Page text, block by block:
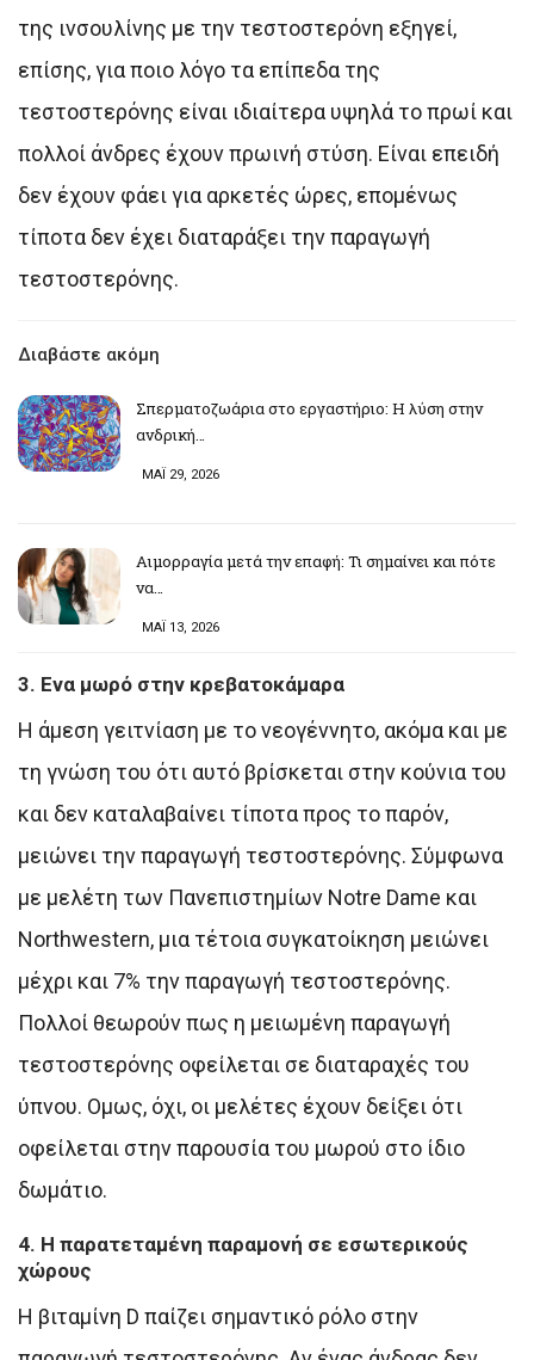
της ινσουλίνης με την τεστοστερόνη εξηγεί,
επίσης, για ποιο λόγο τα επίπεδα της
τεστοστερόνης είναι ιδιαίτερα υψηλά το πρωί και
πολλοί άνδρες έχουν πρωινή στύση. Είναι επειδή
δεν έχουν φάει για αρκετές ώρες, επομένως
τίποτα δεν έχει διαταράξει την παραγωγή
τεστοστερόνης.
Διαβάστε ακόμη
Σπερματοζωάρια στο εργαστήριο: Η λύση στην
ανδρική…
ΜΑΪ 29, 2026
Αιμορραγία μετά την επαφή: Τι σημαίνει και πότε
να…
ΜΑΪ 13, 2026
3. Ενα μωρό στην κρεβατοκάμαρα
Η άμεση γειτνίαση με το νεογέννητο, ακόμα και με
τη γνώση του ότι αυτό βρίσκεται στην κούνια του
και δεν καταλαβαίνει τίποτα προς το παρόν,
μειώνει την παραγωγή τεστοστερόνης. Σύμφωνα
με μελέτη των Πανεπιστημίων Notre Dame και
Northwestern, μια τέτοια συγκατοίκηση μειώνει
μέχρι και 7% την παραγωγή τεστοστερόνης.
Πολλοί θεωρούν πως η μειωμένη παραγωγή
τεστοστερόνης οφείλεται σε διαταραχές του
ύπνου. Ομως, όχι, οι μελέτες έχουν δείξει ότι
οφείλεται στην παρουσία του μωρού στο ίδιο
δωμάτιο.
4. Η παρατεταμένη παραμονή σε εσωτερικούς
χώρους
Η βιταμίνη D παίζει σημαντικό ρόλο στην